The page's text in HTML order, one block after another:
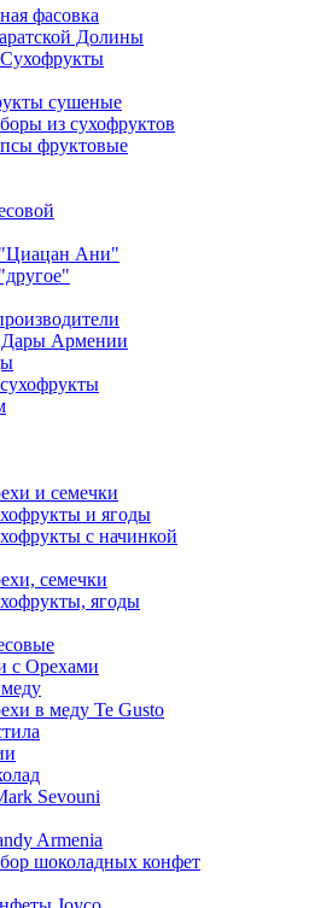
фасовка
Долины
сушеные
из сухофруктов
фруктовые
Ани"
Дары Армении
и семечки
и ягоды
с начинкой
семечки
ягоды
с Орехами
в меду Te Gusto
Sevouni
Armenia
шоколадных конфет